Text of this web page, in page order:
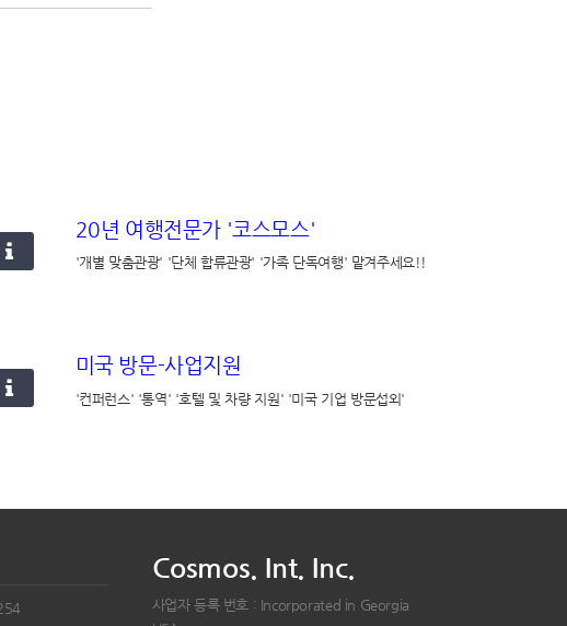
20년 여행전문가 '코스모스'
'개별 맞춤관광' '단체 합류관광' '가족 단독여행' 맡겨주세요!!
미국 방문-사업지원
'컨퍼런스' '통역' '호텔 및 차량 지원' '미국 기업 방문섭외'
Cosmos. Int. Inc.
사업자 등록 번호 : Incorporated in Georgia